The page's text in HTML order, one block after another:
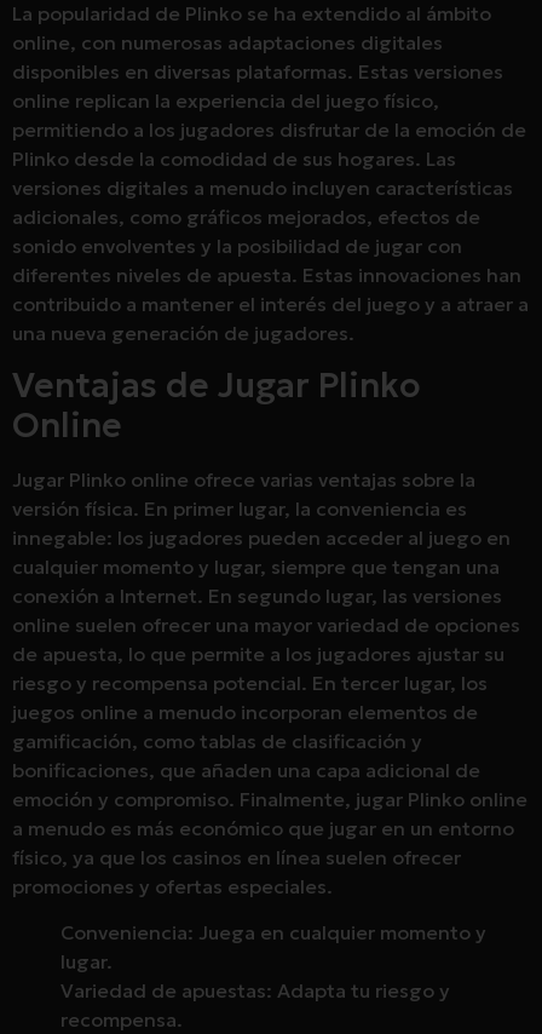
La popularidad de Plinko se ha extendido al ámbito
online, con numerosas adaptaciones digitales
disponibles en diversas plataformas. Estas versiones
online replican la experiencia del juego físico,
permitiendo a los jugadores disfrutar de la emoción de
Plinko desde la comodidad de sus hogares. Las
versiones digitales a menudo incluyen características
adicionales, como gráficos mejorados, efectos de
sonido envolventes y la posibilidad de jugar con
diferentes niveles de apuesta. Estas innovaciones han
contribuido a mantener el interés del juego y a atraer a
una nueva generación de jugadores.
Ventajas de Jugar Plinko
Online
Jugar Plinko online ofrece varias ventajas sobre la
versión física. En primer lugar, la conveniencia es
innegable: los jugadores pueden acceder al juego en
cualquier momento y lugar, siempre que tengan una
conexión a Internet. En segundo lugar, las versiones
online suelen ofrecer una mayor variedad de opciones
de apuesta, lo que permite a los jugadores ajustar su
riesgo y recompensa potencial. En tercer lugar, los
juegos online a menudo incorporan elementos de
gamificación, como tablas de clasificación y
bonificaciones, que añaden una capa adicional de
emoción y compromiso. Finalmente, jugar Plinko online
a menudo es más económico que jugar en un entorno
físico, ya que los casinos en línea suelen ofrecer
promociones y ofertas especiales.
Conveniencia: Juega en cualquier momento y
lugar.
Variedad de apuestas: Adapta tu riesgo y
recompensa.